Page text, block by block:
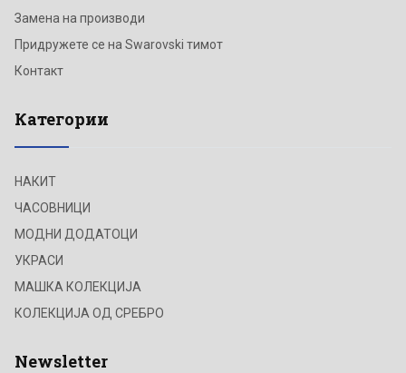
Замена на производи
Придружете се на Swarovski тимот
Контакт
Категории
НАКИТ
ЧАСОВНИЦИ
МОДНИ ДОДАТОЦИ
УКРАСИ
МАШКА КОЛЕКЦИЈА
КОЛЕКЦИЈА ОД СРЕБРО
Newsletter